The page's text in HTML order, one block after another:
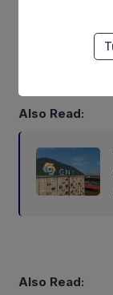
secaŕa ilegal ke
“tikus” dan
masyarakat dan
Also Read:
Also Read: